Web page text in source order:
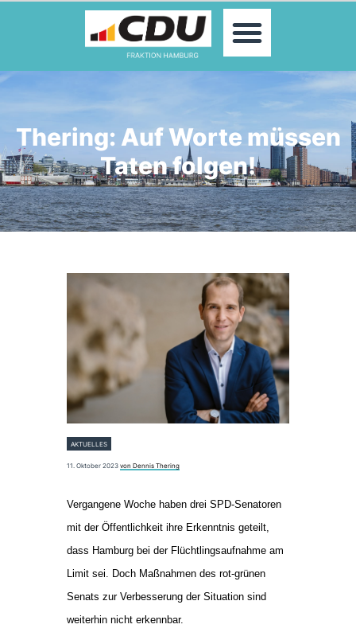
Thering: Auf Worte müssen
Taten folgen!
MOIN!
ABGEORDNETE
THEMEN
KONTAKT
PRESSE
AKTUELLES
11. Oktober 2023 von Dennis Thering
Vergangene Woche haben drei SPD-Senatoren
mit der Öffentlichkeit ihre Erkenntnis geteilt,
dass Hamburg bei der Flüchtlingsaufnahme am
Limit sei. Doch Maßnahmen des rot-grünen
Senats zur Verbesserung der Situation sind
weiterhin nicht erkennbar.